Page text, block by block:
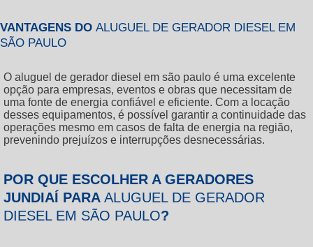
VANTAGENS DO ALUGUEL DE GERADOR DIESEL EM
SÃO PAULO
O aluguel de gerador diesel em são paulo é uma excelente
opção para empresas, eventos e obras que necessitam de
uma fonte de energia confiável e eficiente. Com a locação
desses equipamentos, é possível garantir a continuidade das
operações mesmo em casos de falta de energia na região,
prevenindo prejuízos e interrupções desnecessárias.
POR QUE ESCOLHER A GERADORES
JUNDIAÍ PARA ALUGUEL DE GERADOR
DIESEL EM SÃO PAULO?